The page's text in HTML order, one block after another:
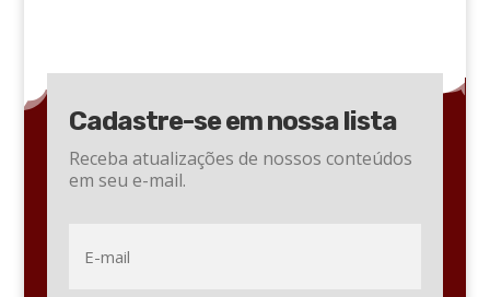
Cadastre-se em nossa lista
Receba atualizações de nossos conteúdos
em seu e-mail.